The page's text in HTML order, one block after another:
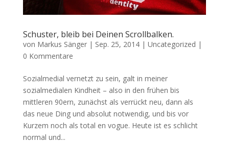
Schuster, bleib bei Deinen Scrollbalken.
von Markus Sänger| Sep. 25, 2014| Uncategorized |
0 Kommentare
Sozialmedial vernetzt zu sein, galt in meiner
sozialmedialen Kindheit – also in den frühen bis
mittleren 90ern, zunächst als verrückt neu, dann als
das neue Ding und absolut notwendig, und bis vor
Kurzem noch als total en vogue. Heute ist es schlicht
normal und...